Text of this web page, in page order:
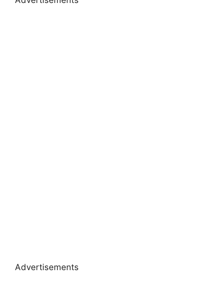
Advertisements